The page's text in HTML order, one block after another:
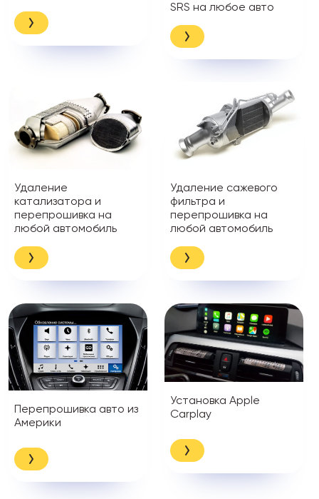
SRS на любое авто
Удаление
катализатора и
перепрошивка на
любой автомобиль
Удаление сажевого
фильтра и
перепрошивка на
любой автомобиль
Перепрошивка авто из
Америки
Установка Apple
Carplay